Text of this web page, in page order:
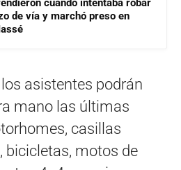
cuando intentaba robar
de vía y marchó preso en
asistentes podrán
mano las últimas
casillas
bicicletas, motos de